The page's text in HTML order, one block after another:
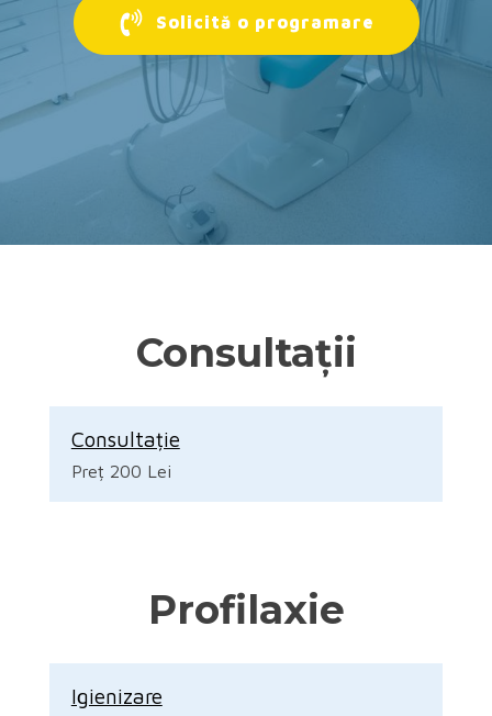
Solicită o programare
Consultații
Consultație
Preț 200 Lei
Profilaxie
Igienizare